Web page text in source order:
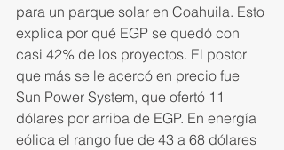
para un parque solar en Coahuila. Esto
explica por qué EGP se quedó con
casi 42% de los proyectos. El postor
que más se le acercó en precio fue
Sun Power System, que ofertó 11
dólares por arriba de EGP. En energía
eólica el rango fue de 43 a 68 dólares